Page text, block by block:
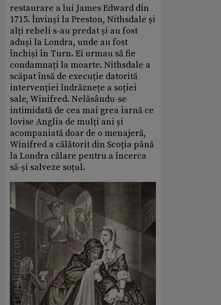
restaurare a lui James Edward din
1715. Învinși la Preston, Nithsdale și
alți rebeli s-au predat și au fost
aduși la Londra, unde au fost
închiși în Turn. Ei urmau să fie
condamnați la moarte. Nithsdale a
scăpat însă de execuție datorită
intervenției îndrăznețe a soției
sale, Winifred. Nelăsându-se
intimidată de cea mai grea iarnă ce
lovise Anglia de mulți ani și
acompaniată doar de o menajeră,
Winifred a călătorit din Scoția până
la Londra călare pentru a încerca
să-și salveze soțul.